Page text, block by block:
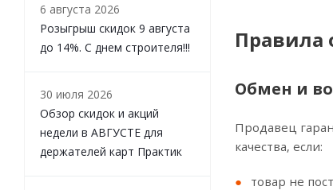
Правила
Обмен и
Продавец
качества, если:
товар не
6 августа 2026
Розыгрыш скидок 9 августа
до 14%. С днем строителя!!!
30 июля 2026
Обзор скидок и акций
недели в АВГУСТЕ для
держателей карт Практик